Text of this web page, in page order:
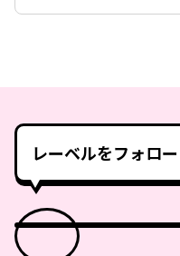
レーベルをフォロー